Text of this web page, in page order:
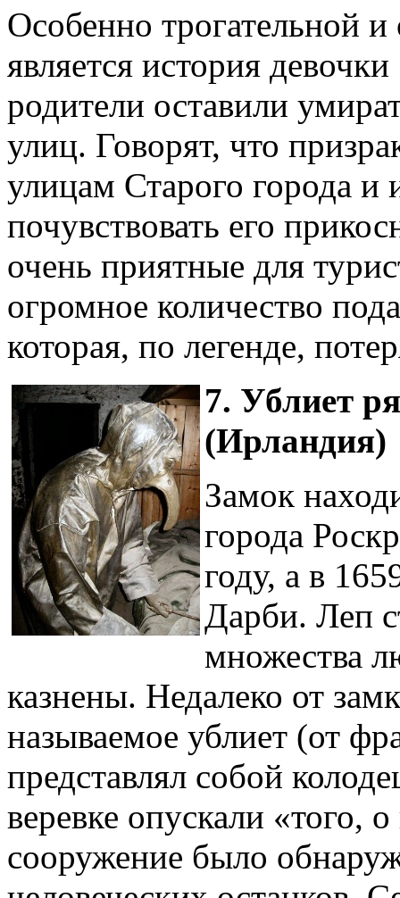
Особенно трогательной
является история
родители оставили
улиц. Говорят, что
улицам Старого города
почувствовать его
очень приятные для
огромное количество
которая, по легенде,
7. Ублиет
(Ирландия)
Замок
города
году, а в
Дарби. Леп
множества
казнены. Недалеко от
называемое ублиет (от
представлял собой
веревке опускали «того,
сооружение было